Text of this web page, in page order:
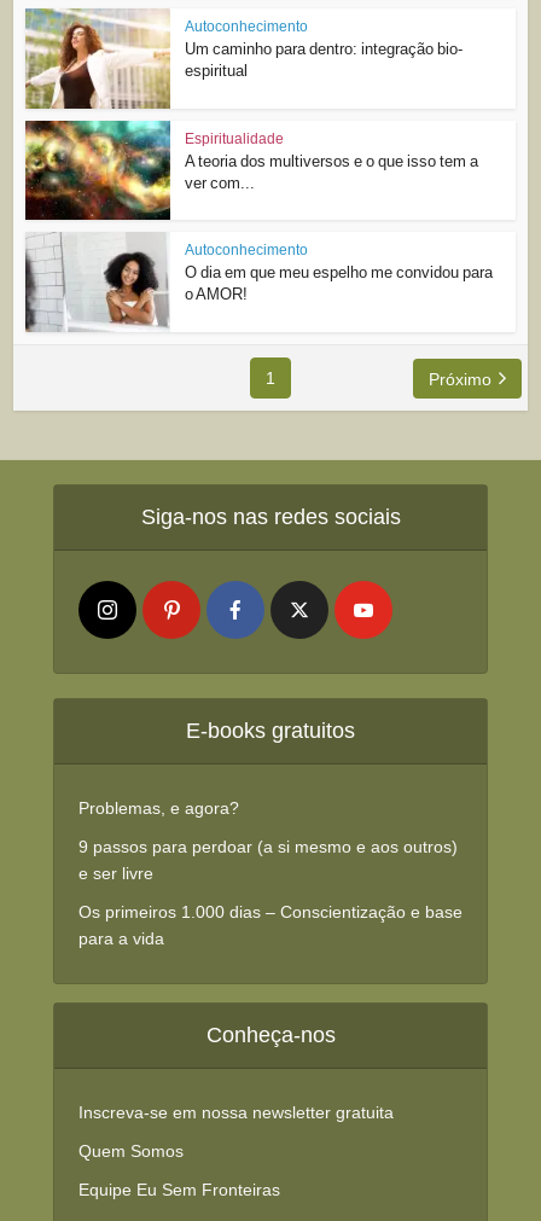
Autoconhecimento
Um caminho para dentro: integração bio-
espiritual
Espiritualidade
A teoria dos multiversos e o que isso tem a
ver com...
Autoconhecimento
O dia em que meu espelho me convidou para
o AMOR!
1 Próximo
Siga-nos nas redes sociais
E-books gratuitos
Problemas, e agora?
9 passos para perdoar (a si mesmo e aos outros)
e ser livre
Os primeiros 1.000 dias – Conscientização e base
para a vida
Conheça-nos
Inscreva-se em nossa newsletter gratuita
Quem Somos
Equipe Eu Sem Fronteiras